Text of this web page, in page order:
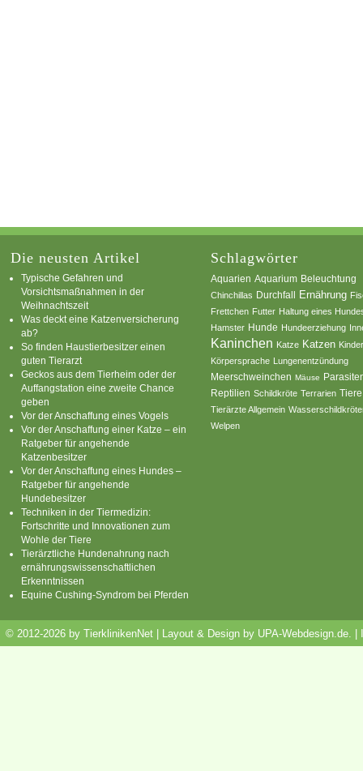
Die neusten Artikel
Typische Gefahren und
Vorsichtsmaßnahmen in der
Weihnachtszeit
Was deckt eine Katzenversicherung
ab?
So finden Haustierbesitzer einen
guten Tierarzt
Geckos aus dem Tierheim oder der
Auffangstation eine zweite Chance
geben
Vor der Anschaffung eines Vogels
Vor der Anschaffung einer Katze – ein
Ratgeber für angehende
Katzenbesitzer
Vor der Anschaffung eines Hundes –
Ratgeber für angehende
Hundebesitzer
Techniken in der Tiermedizin:
Fortschritte und Innovationen zum
Wohle der Tiere
Tierärztliche Hundenahrung nach
ernährungswissenschaftlichen
Erkenntnissen
Equine Cushing-Syndrom bei Pferden
Schlagwörter
Aquarien Aquarium Beleuchtung
Chinchillas Durchfall Ernährung
Frettchen Futter Haltung eines
Hamster Hunde Hundeerziehung
Kaninchen Katze Katzen
Körpersprache Lungenentzündung
Meerschweinchen Mäuse
Reptilien Schildkröte Terrarien Tiere
Tierärzte Allgemein
Welpen
© 2012-2026 by TierklinikenNet | Layout & Design by UPA-Webdesign.de.